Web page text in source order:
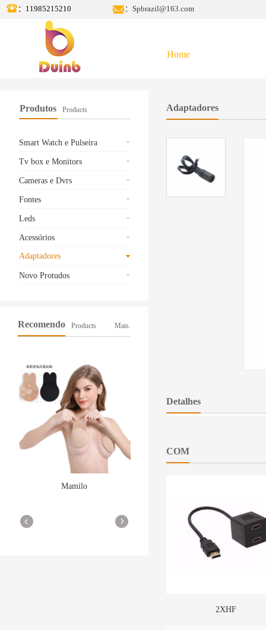
：11985215210 ：Spbrazil@163.com
Home
Produtos Products
Smart Watch e Pulseira
Tv box e Monitors
Cameras e Dvrs
Fontes
Leds
Acessórios
Adaptadores
Novo Protudos
Recomendo Products Mais.
Mamilo
Adaptadores
Detalhes
COM
2XHF